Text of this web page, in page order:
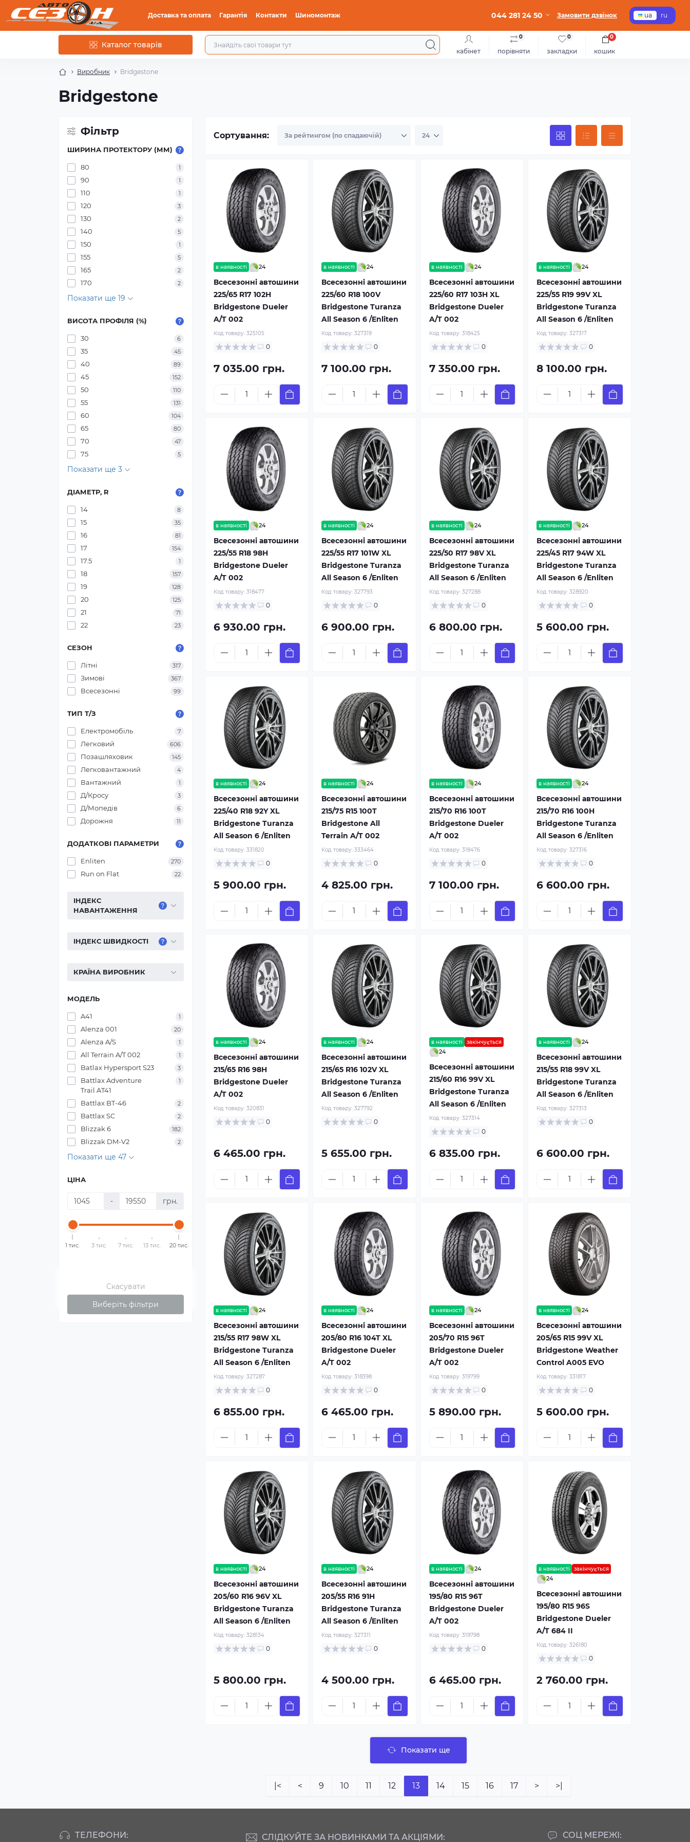
Доставка та оплата Гарантія Контакти Шиномонтаж 044 281 24 50 Замовити дзвінок ua ru
Каталог товарів
кабінет порівняти
0
закладки
0
кошик
0
Виробник Bridgestone
Bridgestone
Фільтр
ШИРИНА ПРОТЕКТОРУ (ММ)
80 1
90 1
110 1
120 3
130 2
140 5
150 1
155 5
165 2
170 2
Показати ще 19
ВИСОТА ПРОФІЛЯ (%)
30 6
35 45
40 89
45 152
50 110
55 131
60 104
65 80
70 47
75 5
Показати ще 3
ДІАМЕТР, R
14 8
15 35
16 81
17 154
17.5 1
18 157
19 128
20 125
21 71
22 23
СЕЗОН
Літні 317
Зимові 367
Всесезонні 99
ТИП Т/З
Електромобіль 7
Легковий 606
Позашляховик 145
Легковантажний 4
Вантажний 1
Д/Кросу 3
Д/Мопедів 6
Дорожня 11
ДОДАТКОВІ ПАРАМЕТРИ
Enliten 270
Run on Flat 22
ІНДЕКС
НАВАНТАЖЕННЯ
ІНДЕКС ШВИДКОСТІ
КРАЇНА ВИРОБНИК
МОДЕЛЬ
A41 1
Alenza 001 20
Alenza A/S 1
All Terrain A/T 002 1
Batlax Hypersport S23 3
Battlax Adventure
Trail AT41
1
Battlax BT-46 2
Battlax SC 2
Blizzak 6 182
Blizzak DM-V2 2
Показати ще 47
ЦІНА
- грн.
1 тис. 3 тис. 7 тис. 13 тис. 20 тис.
Скасувати
Виберіть фільтри
Сортування:
в наявності 24
Всесезонні автошини
225/65 R17 102H
Bridgestone Dueler
A/T 002
Код товару: 325105
0
7 035.00 грн.
в наявності 24
Всесезонні автошини
225/60 R18 100V
Bridgestone Turanza
All Season 6 /Enliten
Код товару: 327319
0
7 100.00 грн.
в наявності 24
Всесезонні автошини
225/60 R17 103H XL
Bridgestone Dueler
A/T 002
Код товару: 318425
0
7 350.00 грн.
в наявності 24
Всесезонні автошини
225/55 R19 99V XL
Bridgestone Turanza
All Season 6 /Enliten
Код товару:327317
0
8 100.00 грн.
в наявності 24
Всесезонні автошини
225/55 R18 98H
Bridgestone Dueler
A/T 002
Код товару: 318477
0
6 930.00 грн.
в наявності 24
Всесезонні автошини
225/55 R17 101W XL
Bridgestone Turanza
All Season 6 /Enliten
Код товару: 327793
0
6 900.00 грн.
в наявності 24
Всесезонні автошини
225/50 R17 98V XL
Bridgestone Turanza
All Season 6 /Enliten
Код товару: 327288
0
6 800.00 грн.
в наявності 24
Всесезонні автошини
225/45 R17 94W XL
Bridgestone Turanza
All Season 6 /Enliten
Код товару:328920
0
5 600.00 грн.
в наявності 24
Всесезонні автошини
225/40 R18 92Y XL
Bridgestone Turanza
All Season 6 /Enliten
Код товару: 331820
0
5 900.00 грн.
в наявності 24
Всесезонні автошини
215/75 R15 100T
Bridgestone All
Terrain A/T 002
Код товару: 333464
0
4 825.00 грн.
в наявності 24
Всесезонні автошини
215/70 R16 100T
Bridgestone Dueler
A/T 002
Код товару: 318476
0
7 100.00 грн.
в наявності 24
Всесезонні автошини
215/70 R16 100H
Bridgestone Turanza
All Season 6 /Enliten
Код товару:327316
0
6 600.00 грн.
в наявності 24
Всесезонні автошини
215/65 R16 98H
Bridgestone Dueler
A/T 002
Код товару: 320831
0
6 465.00 грн.
в наявності 24
Всесезонні автошини
215/65 R16 102V XL
Bridgestone Turanza
All Season 6 /Enliten
Код товару: 327792
0
5 655.00 грн.
в наявності закінчується
24
Всесезонні автошини
215/60 R16 99V XL
Bridgestone Turanza
All Season 6 /Enliten
Код товару: 327314
0
6 835.00 грн.
в наявності 24
Всесезонні автошини
215/55 R18 99V XL
Bridgestone Turanza
All Season 6 /Enliten
Код товару:327313
0
6 600.00 грн.
в наявності 24
Всесезонні автошини
215/55 R17 98W XL
Bridgestone Turanza
All Season 6 /Enliten
Код товару: 327287
0
6 855.00 грн.
в наявності 24
Всесезонні автошини
205/80 R16 104T XL
Bridgestone Dueler
A/T 002
Код товару: 318398
0
6 465.00 грн.
в наявності 24
Всесезонні автошини
205/70 R15 96T
Bridgestone Dueler
A/T 002
Код товару: 319799
0
5 890.00 грн.
в наявності 24
Всесезонні автошини
205/65 R15 99V XL
Bridgestone Weather
Control A005 EVO
Код товару:331817
0
5 600.00 грн.
в наявності 24
Всесезонні автошини
205/60 R16 96V XL
Bridgestone Turanza
All Season 6 /Enliten
Код товару: 328134
0
5 800.00 грн.
в наявності 24
Всесезонні автошини
205/55 R16 91H
Bridgestone Turanza
All Season 6 /Enliten
Код товару: 327311
0
4 500.00 грн.
в наявності 24
Всесезонні автошини
195/80 R15 96T
Bridgestone Dueler
A/T 002
Код товару: 319798
0
6 465.00 грн.
в наявності закінчується
24
Всесезонні автошини
195/80 R15 96S
Bridgestone Dueler
A/T 684 II
Код товару:326180
0
2 760.00 грн.
Показати ще
|< < 9 10 11 12 13 14 15 16 17 > >|
ТЕЛЕФОНИ: СОЦ МЕРЕЖІ:
СЛІДКУЙТЕ ЗА НОВИНКАМИ ТА АКЦІЯМИ: